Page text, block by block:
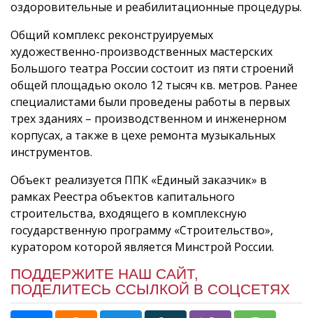
оздоровительные и реабилитационные процедуры.
Общий комплекс реконструируемых
художественно-производственных мастерских
Большого театра России состоит из пяти строений
общей площадью около 12 тысяч кв. метров. Ранее
специалистами были проведены работы в первых
трех зданиях – производственном и инженерном
корпусах, а также в цехе ремонта музыкальных
инструментов.
Объект реализуется ППК «Единый заказчик» в
рамках Реестра объектов капитального
строительства, входящего в комплексную
государственную программу «Строительство»,
куратором которой является Минстрой России.
ПОДДЕРЖИТЕ НАШ САЙТ,
ПОДЕЛИТЕСЬ ССЫЛКОЙ В СОЦСЕТЯХ